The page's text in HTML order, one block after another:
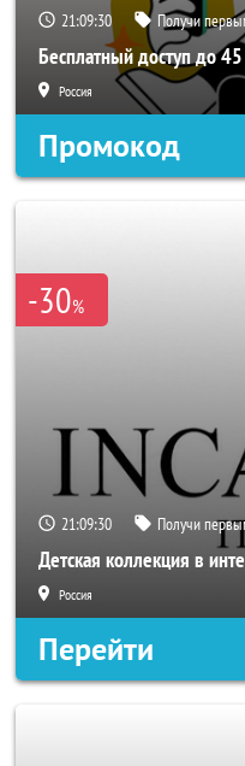
21:09:28 Получи
Бесплатный доступ до
Россия
Промокод
-30%
21:09:28 Получи
Детская коллекция в
Россия
Перейти